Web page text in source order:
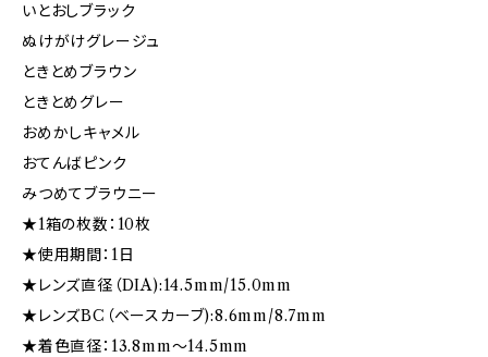
いとおしブラック
ぬけがけグレージュ
ときとめブラウン
ときとめグレー
おめかしキャメル
おてんばピンク
みつめてブラウニー
★1箱の枚数：10枚
★使用期間：1日
★レンズ直径（DIA):14.5mm/15.0mm
★レンズBC（ベースカーブ):8.6mm/8.7mm
★着色直径：13.8mm〜14.5mm